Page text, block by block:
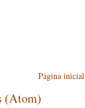
Página inicial
(Atom)